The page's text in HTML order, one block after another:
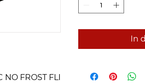
FROST FLI
In